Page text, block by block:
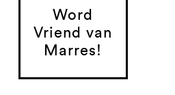
Word
Vriend van
Marres!